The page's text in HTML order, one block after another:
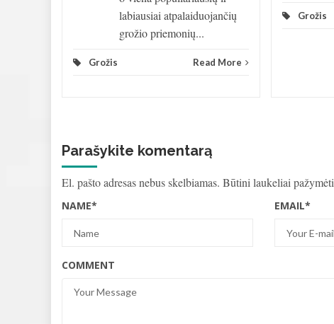
labiausiai atpalaiduojančių
grožio priemonių...
Grožis Read More
Grožis
Parašykite komentarą
El. pašto adresas nebus skelbiamas. Būtini laukeliai pažymėti
NAME* EMAIL*
COMMENT